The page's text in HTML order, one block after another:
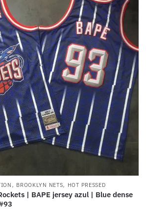
, BROOKLYN NETS, HOT PRESSED
| BAPE jersey azul | Blue dense